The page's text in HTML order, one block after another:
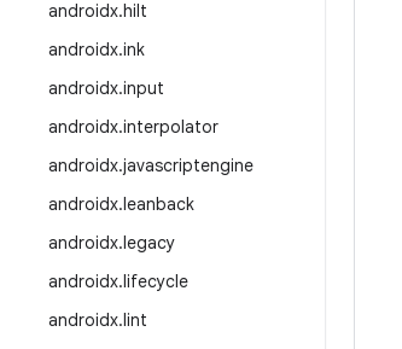
androidx.hilt
androidx.ink
androidx.input
androidx.interpolator
androidx.javascriptengine
androidx.leanback
androidx.legacy
androidx.lifecycle
androidx.lint